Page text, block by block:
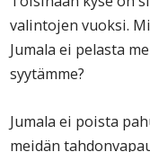
valintojen vuoksi.
Jumala ei pelasta
syytämme?
Jumala ei poista
meidän